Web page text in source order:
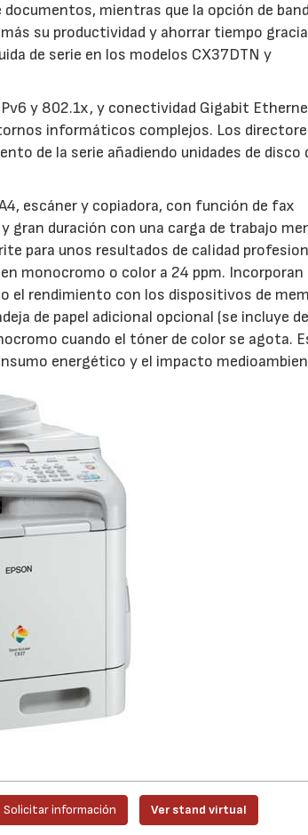
mientras que la opción de
su productividad y ahorrar tiempo
de serie en los modelos CX37DTN y
y 802.1x, y conectividad Gigabit
informáticos complejos. Los
de la serie añadiendo unidades de disco
escáner y copiadora, con función de fax
gran duración con una carga de trabajo
para unos resultados de calidad
monocromo o color a 24 ppm. Incorporan
el rendimiento con los dispositivos de
de papel adicional opcional (se incluye
cuando el tóner de color se agota.
energético y el impacto
Solicitar información Ver stand virtual